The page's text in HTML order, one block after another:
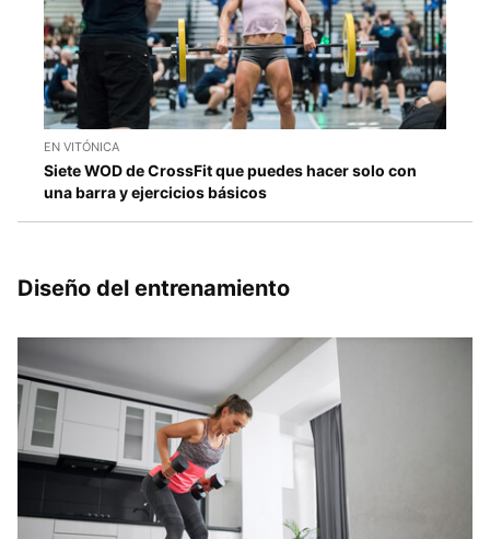
EN VITÓNICA
Siete WOD de CrossFit que puedes hacer solo con
una barra y ejercicios básicos
Diseño del entrenamiento